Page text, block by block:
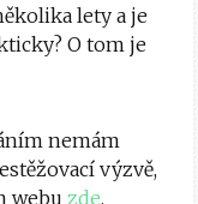
lety a je
O tom je
nemám
výzvě,
webu zde.